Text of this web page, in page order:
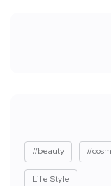
#beauty
Life Style